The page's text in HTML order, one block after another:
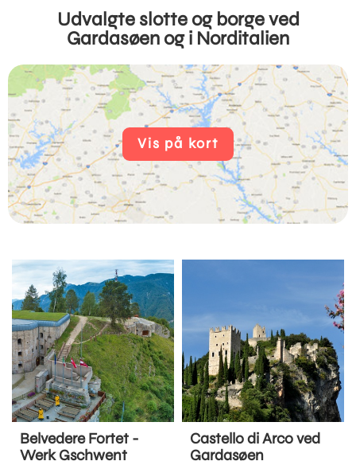
Udvalgte slotte og borge ved
Gardasøen og i Norditalien
Vis på kort
Belvedere Fortet -
Werk Gschwent
Castello di Arco ved
Gardasøen